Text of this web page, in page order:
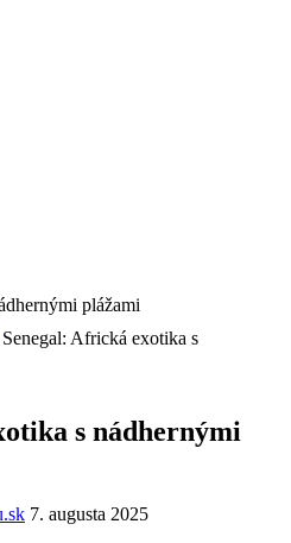
Senegal: Africká exotika s
s nádhernými
7. augusta 2025